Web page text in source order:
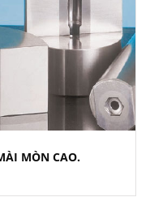
MÒN CAO.